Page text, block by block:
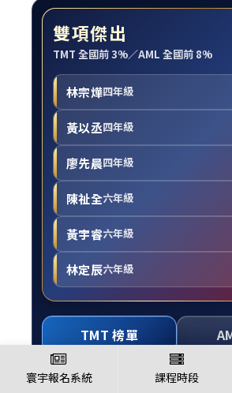
寰宇報名系統 課程時段
雙項傑出
TMT 全國前 3%／AML 全國前 8%
林宗燁四年級
黃以丞四年級
廖先晨四年級
陳祉全六年級
黃宇睿六年級
林定辰六年級
TMT 榜單
TMT｜傑出